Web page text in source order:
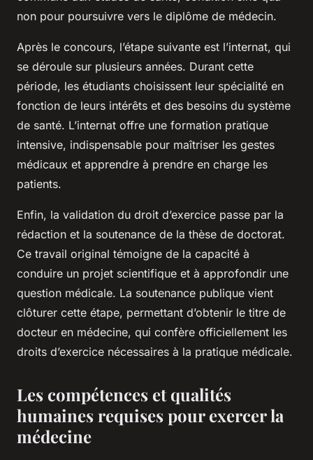
non pour poursuivre vers le diplôme de médecin.
Après le concours, l’étape suivante est l’internat, qui
se déroule sur plusieurs années. Durant cette
période, les étudiants choisissent leur spécialité en
fonction de leurs intérêts et des besoins du système
de santé. L’internat offre une formation pratique
intensive, indispensable pour maîtriser les gestes
médicaux et apprendre à prendre en charge les
patients.
Enfin, la validation du droit d’exercice passe par la
rédaction et la soutenance de la thèse de doctorat.
Ce travail original témoigne de la capacité à
conduire un projet scientifique et à approfondir une
question médicale. La soutenance publique vient
clôturer cette étape, permettant d’obtenir le titre de
docteur en médecine, qui confère officiellement les
droits d’exercice nécessaires à la pratique médicale.
Les compétences et qualités
humaines requises pour exercer la
médecine